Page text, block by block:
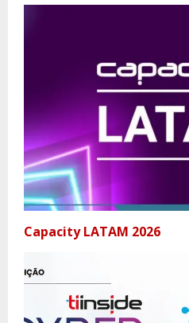
Capacity LATAM 2026